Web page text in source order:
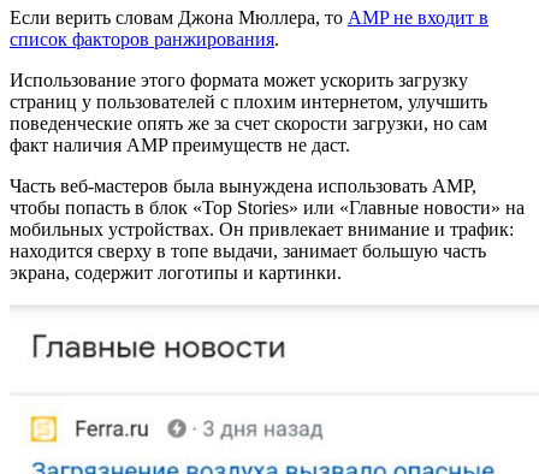
Если верить словам Джона Мюллера, то AMP не входит в
список факторов ранжирования.
Использование этого формата может ускорить загрузку
страниц у пользователей с плохим интернетом, улучшить
поведенческие опять же за счет скорости загрузки, но сам
факт наличия AMP преимуществ не даст.
Часть веб-мастеров была вынуждена использовать AMP,
чтобы попасть в блок «Top Stories» или «Главные новости» на
мобильных устройствах. Он привлекает внимание и трафик:
находится сверху в топе выдачи, занимает большую часть
экрана, содержит логотипы и картинки.